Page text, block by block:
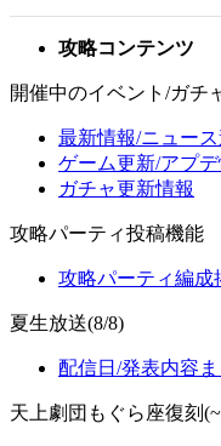
攻略コンテンツ
開催中のイベント/ガチ
最新情報/ニュース
ゲーム更新/アプデ
ガチャ更新情報
攻略パーティ投稿機能
攻略パーティ編成
夏生放送(8/8)
配信日/発表内容
天上劇団もぐら座復刻